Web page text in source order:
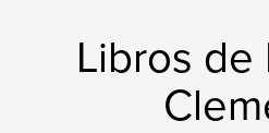
Libros de